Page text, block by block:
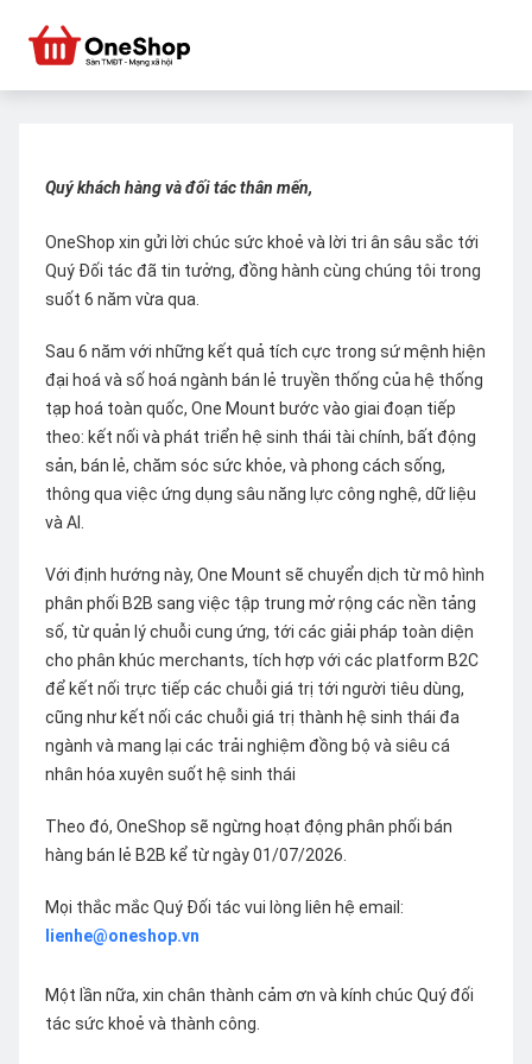
Quý khách hàng và đối tác thân mến,
OneShop xin gửi lời chúc sức khoẻ và lời tri ân sâu sắc tới
Quý Đối tác đã tin tưởng, đồng hành cùng chúng tôi trong
suốt 6 năm vừa qua.
Sau 6 năm với những kết quả tích cực trong sứ mệnh hiện
đại hoá và số hoá ngành bán lẻ truyền thống của hệ thống
tạp hoá toàn quốc, One Mount bước vào giai đoạn tiếp
theo: kết nối và phát triển hệ sinh thái tài chính, bất động
sản, bán lẻ, chăm sóc sức khỏe, và phong cách sống,
thông qua việc ứng dụng sâu năng lực công nghệ, dữ liệu
và AI.
Với định hướng này, One Mount sẽ chuyển dịch từ mô hình
phân phối B2B sang việc tập trung mở rộng các nền tảng
số, từ quản lý chuỗi cung ứng, tới các giải pháp toàn diện
cho phân khúc merchants, tích hợp với các platform B2C
để kết nối trực tiếp các chuỗi giá trị tới người tiêu dùng,
cũng như kết nối các chuỗi giá trị thành hệ sinh thái đa
ngành và mang lại các trải nghiệm đồng bộ và siêu cá
nhân hóa xuyên suốt hệ sinh thái
Theo đó, OneShop sẽ ngừng hoạt động phân phối bán
hàng bán lẻ B2B kể từ ngày 01/07/2026.
Mọi thắc mắc Quý Đối tác vui lòng liên hệ email:
lienhe@oneshop.vn
Một lần nữa, xin chân thành cảm ơn và kính chúc Quý đối
tác sức khoẻ và thành công.